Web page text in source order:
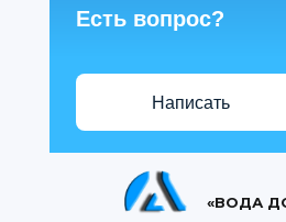
Есть вопрос?
Написать
«ВОДА